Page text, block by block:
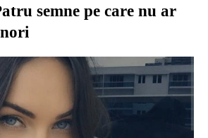
semne pe care nu ar